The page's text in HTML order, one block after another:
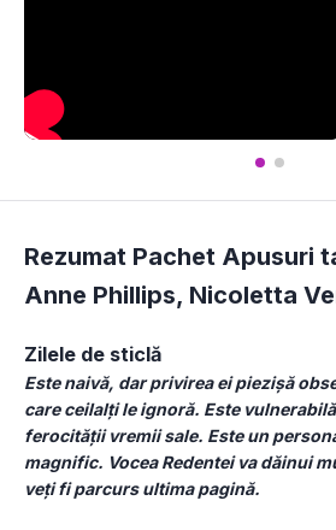
Rezumat Pachet Apusuri
Anne Phillips, Nicoletta
Zilele de sticlă
Este naivă, dar privirea ei piezișă
care ceilalți le ignoră. Este
ferocității vremii sale. Este un
magnific. Vocea Redentei va dăinui
veți fi parcurs ultima pagină.